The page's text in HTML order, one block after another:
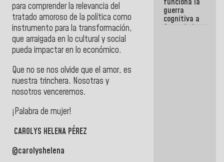
para comprender la relevancia del
tratado amoroso de la política como
instrumento para la transformación,
que arraigada en lo cultural y social
pueda impactar en lo económico.
Que no se nos olvide que el amor, es
nuestra trinchera. Nosotras y
nosotros venceremos.
¡Palabra de mujer!
CAROLYS HELENA PÉREZ
@carolyshelena
promover el
caos
guerra
cognitiva a
favor de la